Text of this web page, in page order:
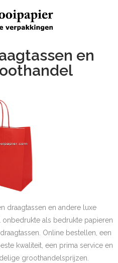
en
draagtassen en andere luxe
als bedrukte papieren
Online bestellen, een
kwaliteit, een prima service en
groothandelsprijzen.